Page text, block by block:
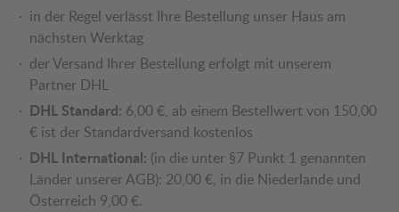
in der Regel verlässt Ihre Bestellung unser Haus am
nächsten Werktag
der Versand Ihrer Bestellung erfolgt mit unserem
Partner DHL
DHL Standard: 6,00 €, ab einem Bestellwert von 150,00
€ ist der Standardversand kostenlos
DHL International: (in die unter §7 Punkt 1 genannten
Länder unserer AGB): 20,00 €, in die Niederlande und
Österreich 9,00 €.